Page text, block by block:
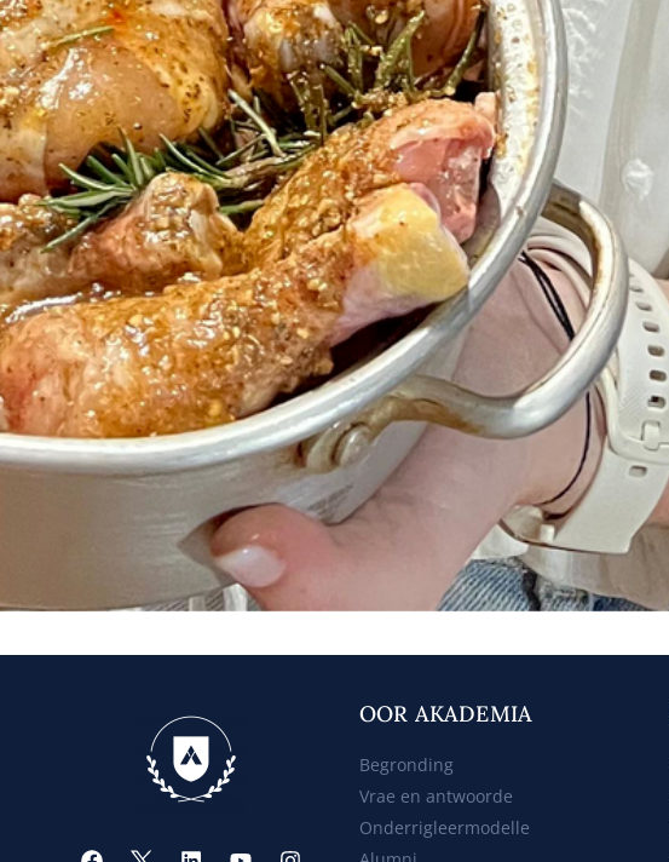
OOR AKADEMIA
Begronding
Vrae en antwoorde
Onderrigleermodelle